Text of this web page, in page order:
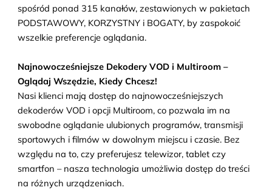
spośród ponad 315 kanałów, zestawionych w pakietach
PODSTAWOWY, KORZYSTNY i BOGATY, by zaspokoić
wszelkie preferencje oglądania.
Najnowocześniejsze Dekodery VOD i Multiroom –
Oglądaj Wszędzie, Kiedy Chcesz!
Nasi klienci mają dostęp do najnowocześniejszych
dekoderów VOD i opcji Multiroom, co pozwala im na
swobodne oglądanie ulubionych programów, transmisji
sportowych i filmów w dowolnym miejscu i czasie. Bez
względu na to, czy preferujesz telewizor, tablet czy
smartfon – nasza technologia umożliwia dostęp do treści
na różnych urządzeniach.